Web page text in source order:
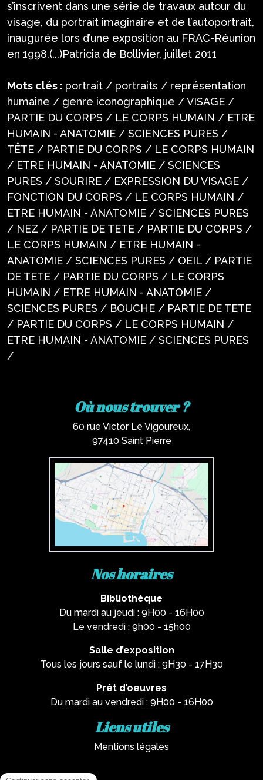
s’inscrivent dans une série de travaux autour du
visage, du portrait imaginaire et de l’autoportrait,
inaugurée lors d’une exposition au FRAC-Réunion
en 1998.(...)Patricia de Bollivier, juillet 2011
Mots clés : portrait / portraits / représentation
humaine / genre iconographique / VISAGE /
PARTIE DU CORPS / LE CORPS HUMAIN / ETRE
HUMAIN - ANATOMIE / SCIENCES PURES /
TÊTE / PARTIE DU CORPS / LE CORPS HUMAIN
/ ETRE HUMAIN - ANATOMIE / SCIENCES
PURES / SOURIRE / EXPRESSION DU VISAGE /
FONCTION DU CORPS / LE CORPS HUMAIN /
ETRE HUMAIN - ANATOMIE / SCIENCES PURES
/ NEZ / PARTIE DE TETE / PARTIE DU CORPS /
LE CORPS HUMAIN / ETRE HUMAIN -
ANATOMIE / SCIENCES PURES / OEIL / PARTIE
DE TETE / PARTIE DU CORPS / LE CORPS
HUMAIN / ETRE HUMAIN - ANATOMIE /
SCIENCES PURES / BOUCHE / PARTIE DE TETE
/ PARTIE DU CORPS / LE CORPS HUMAIN /
ETRE HUMAIN - ANATOMIE / SCIENCES PURES
/
Où nous trouver ?
60 rue Victor Le Vigoureux,
97410 Saint Pierre
Nos horaires
Bibliothèque
Du mardi au jeudi : 9H00 - 16H00
Le vendredi : 9h00 - 15h00
Salle d’exposition
Tous les jours sauf le lundi : 9H30 - 17H30
Prêt d’oeuvres
Du mardi au vendredi : 9H00 - 16H00
Liens utiles
Mentions légales